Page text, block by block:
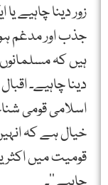
زور دینا چاہیے
جذب اور مدغم
ہیں کہ
دینا چاہیے۔
اسلامی قومی
خیال ہے کہ
قومیت میں